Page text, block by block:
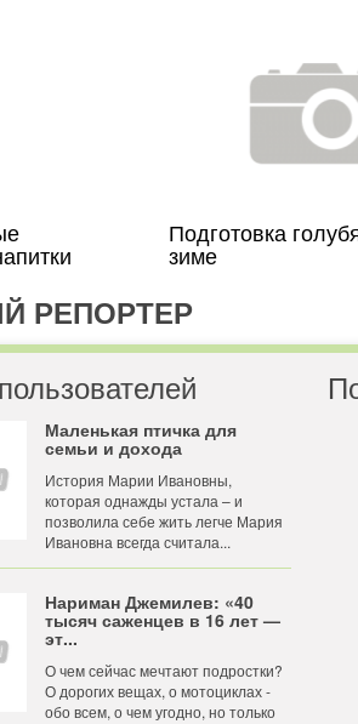
Подготовка
зиме
РЕПОРТЕР
Маленькая птичка для
семьи и дохода
История Марии Ивановны,
которая однажды устала – и
позволила себе жить легче Мария
Ивановна всегда считала...
Нариман Джемилев: «40
тысяч саженцев в 16 лет —
эт...
О чем сейчас мечтают подростки?
О дорогих вещах, о мотоциклах -
обо всем, о чем угодно, но только